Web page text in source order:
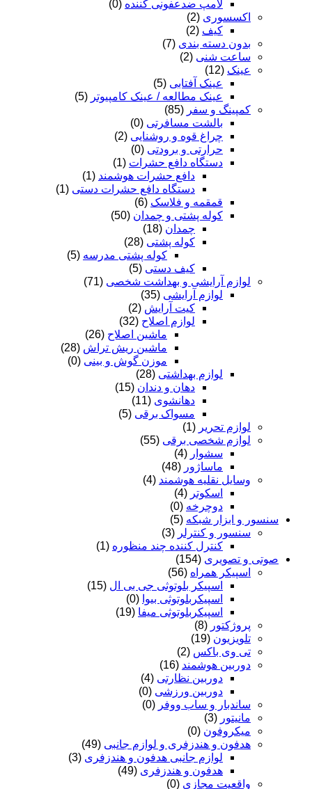
لامپ ضدعفونی کننده (0)
اکسسوری (2)
کیف (2)
بدون دسته بندی (7)
ساعت شنی (2)
عینک (12)
عینک آفتابی (5)
عینک مطالعه / عینک کامپیوتر (5)
کمپینگ و سفر (85)
بالشت مسافرتی (0)
چراغ قوه و روشنایی (2)
حرارتی و برودتی (0)
دستگاه دافع حشرات (1)
دافع حشرات هوشمند (1)
دستگاه دافع حشرات دستی (1)
قمقمه و فلاسک (6)
کوله پشتی و چمدان (50)
چمدان (18)
کوله پشتی (28)
کوله پشتی مدرسه (5)
کیف دستی (5)
لوازم آرایشی و بهداشت شخصی (71)
لوازم آرایشی (35)
کیت آرایش (2)
لوازم اصلاح (32)
ماشین اصلاح (26)
ماشین ریش تراش (28)
موزن گوش و بینی (0)
لوازم بهداشتی (28)
دهان و دندان (15)
دهانشوی (11)
مسواک برقی (5)
لوازم تحریر (1)
لوازم شخصی برقی (55)
سشوار (4)
ماساژور (48)
وسایل نقلیه هوشمند (4)
اسکوتر (4)
دوچرخه (0)
سنسور و ابزار شبکه (5)
سنسور و کنترلر (3)
کنترل کننده چند منظوره (1)
صوتی و تصویری (154)
اسپیکر همراه (56)
اسپیکر بلوتوثی جی بی ال (15)
اسپیکربلوتوثی بیوا (0)
اسپیکربلوتوثی میفا (19)
پروژکتور (8)
تلویزیون (19)
تی وی باکس (2)
دوربین هوشمند (16)
دوربین نظارتی (4)
دوربین ورزشی (0)
ساندبار و ساب ووفر (0)
مانیتور (3)
میکروفون (0)
هدفون و هندزفری و لوازم جانبی (49)
لوازم جانبی هدفون و هندزفری (3)
هدفون و هندزفری (49)
واقعیت مجازی (0)